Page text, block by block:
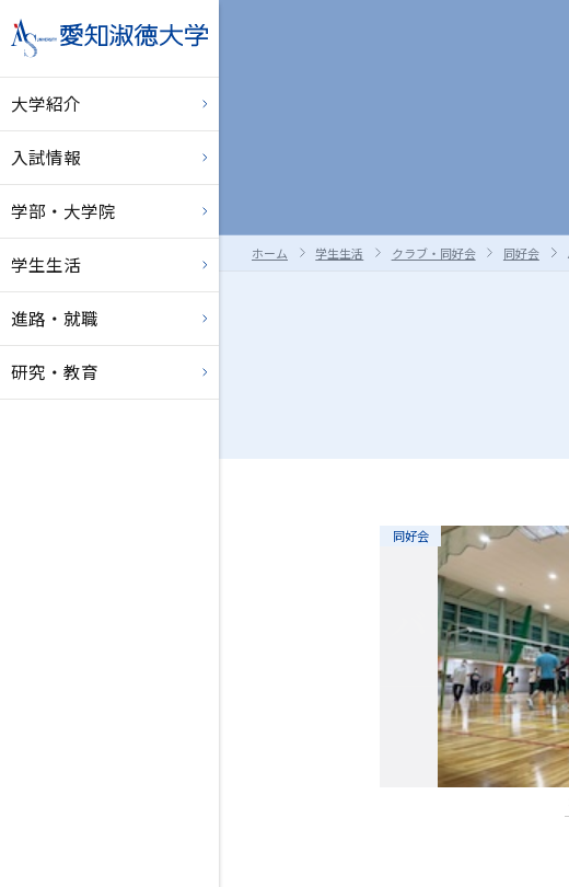
大学紹介
入試情報
学部・大学院
学生生活
進路・就職
研究・教育
ホーム 学生生活 クラブ・同好会 同好会
同好会
バレー